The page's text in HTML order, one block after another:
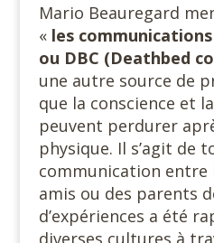
Mario Beauregard
« les
ou DBC (Deathbed
une autre source de
que la conscience et
peuvent perdurer
physique. Il s’agit de
communication entre
amis ou des parents
d’expériences a été
diverses cultures à